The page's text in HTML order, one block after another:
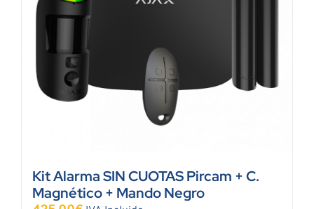
Kit Alarma SIN CUOTAS Pircam + C.
Magnético + Mando Negro